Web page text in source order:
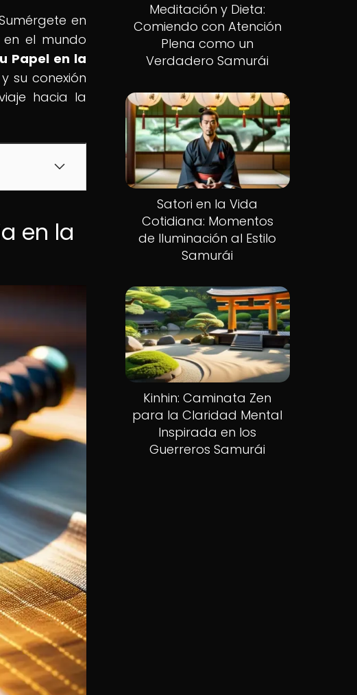
en
el mundo
Papel en la
su conexión
hacia la
en la
Meditación y Dieta:
Comiendo con Atención
Plena como un
Verdadero Samurái
Satori en la Vida
Cotidiana: Momentos
de Iluminación al Estilo
Samurái
Kinhin: Caminata Zen
para la Claridad Mental
Inspirada en los
Guerreros Samurái